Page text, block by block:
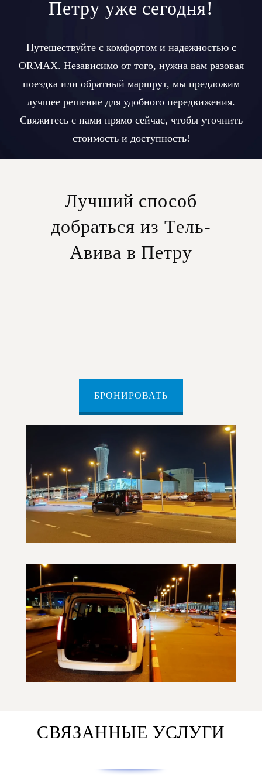
Петру уже сегодня!
Путешествуйте с комфортом и надежностью с
ORMAX. Независимо от того, нужна вам разовая
поездка или обратный маршрут, мы предложим
лучшее решение для удобного передвижения.
Свяжитесь с нами прямо сейчас, чтобы уточнить
стоимость и доступность!
Лучший способ
добраться из Тель-
Авива в Петру
БРОНИРОВАТЬ
СВЯЗАННЫЕ УСЛУГИ